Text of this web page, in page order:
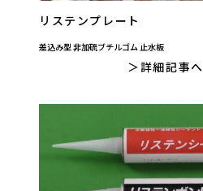
リステンプレート
差込み型 非加硫ブチルゴム 止水板
詳細記事へ